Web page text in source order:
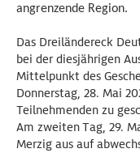
angrenzende Region.
Das Dreiländereck
bei der diesjährigen
Mittelpunkt des
Donnerstag, 28. Mai
Teilnehmenden zu
Am zweiten Tag, 29.
Merzig aus auf